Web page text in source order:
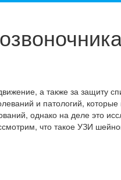
а также за защиту
и патологий, которые
однако на деле это
что такое УЗИ